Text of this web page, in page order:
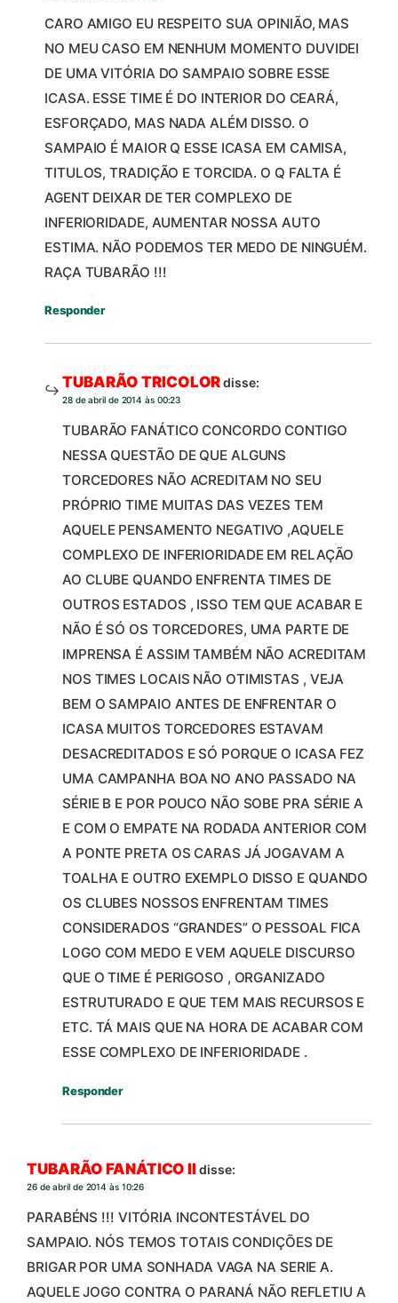
CARO AMIGO EU RESPEITO SUA OPINIÃO, MAS
NO MEU CASO EM NENHUM MOMENTO DUVIDEI
DE UMA VITÓRIA DO SAMPAIO SOBRE ESSE
ICASA. ESSE TIME É DO INTERIOR DO CEARÁ,
ESFORÇADO, MAS NADA ALÉM DISSO. O
SAMPAIO É MAIOR Q ESSE ICASA EM CAMISA,
TITULOS, TRADIÇÃO E TORCIDA. O Q FALTA É
AGENT DEIXAR DE TER COMPLEXO DE
INFERIORIDADE, AUMENTAR NOSSA AUTO
ESTIMA. NÃO PODEMOS TER MEDO DE NINGUÉM.
RAÇA TUBARÃO !!!
Responder
TUBARÃO TRICOLORdisse:
28 de abril de 2014 às 00:23
TUBARÃO FANÁTICO CONCORDO CONTIGO
NESSA QUESTÃO DE QUE ALGUNS
TORCEDORES NÃO ACREDITAM NO SEU
PRÓPRIO TIME MUITAS DAS VEZES TEM
AQUELE PENSAMENTO NEGATIVO ,AQUELE
COMPLEXO DE INFERIORIDADE EM RELAÇÃO
AO CLUBE QUANDO ENFRENTA TIMES DE
OUTROS ESTADOS , ISSO TEM QUE ACABAR E
NÃO É SÓ OS TORCEDORES, UMA PARTE DE
IMPRENSA É ASSIM TAMBÉM NÃO ACREDITAM
NOS TIMES LOCAIS NÃO OTIMISTAS , VEJA
BEM O SAMPAIO ANTES DE ENFRENTAR O
ICASA MUITOS TORCEDORES ESTAVAM
DESACREDITADOS E SÓ PORQUE O ICASA FEZ
UMA CAMPANHA BOA NO ANO PASSADO NA
SÉRIE B E POR POUCO NÃO SOBE PRA SÉRIE A
E COM O EMPATE NA RODADA ANTERIOR COM
A PONTE PRETA OS CARAS JÁ JOGAVAM A
TOALHA E OUTRO EXEMPLO DISSO E QUANDO
OS CLUBES NOSSOS ENFRENTAM TIMES
CONSIDERADOS “GRANDES” O PESSOAL FICA
LOGO COM MEDO E VEM AQUELE DISCURSO
QUE O TIME É PERIGOSO , ORGANIZADO
ESTRUTURADO E QUE TEM MAIS RECURSOS E
ETC. TÁ MAIS QUE NA HORA DE ACABAR COM
ESSE COMPLEXO DE INFERIORIDADE .
Responder
TUBARÃO FANÁTICO IIdisse:
26 de abril de 2014 às 10:26
PARABÉNS !!! VITÓRIA INCONTESTÁVEL DO
SAMPAIO. NÓS TEMOS TOTAIS CONDIÇÕES DE
BRIGAR POR UMA SONHADA VAGA NA SERIE A.
AQUELE JOGO CONTRA O PARANÁ NÃO REFLETIU A